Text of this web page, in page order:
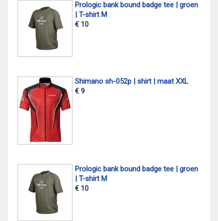
Prologic bank bound badge tee | groen
| T-shirt M
€ 10
Shimano sh-052p | shirt | maat XXL
€ 9
Prologic bank bound badge tee | groen
| T-shirt M
€ 10